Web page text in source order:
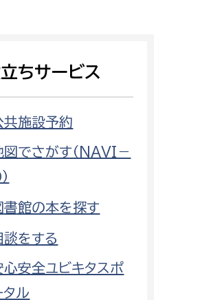
い
を知りたい
座などに参加したい
関わりたい
部
政策課
カーボン推進課
保護課
ちサービス
共施設予約
図でさがす（NAVI－
書館の本を探す
談をする
心安全ユビキタスポ
タル